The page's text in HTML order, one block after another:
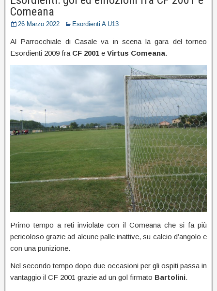
Comeana
26 Marzo 2022 Esordienti A U13
Al Parrocchiale di Casale va in scena la gara del torneo
Esordienti 2009 fra CF 2001 e Virtus Comeana.
Primo tempo a reti inviolate con il Comeana che si fa più
pericoloso grazie ad alcune palle inattive, su calcio d’angolo e
con una punizione.
Nel secondo tempo dopo due occasioni per gli ospiti passa in
vantaggio il CF 2001 grazie ad un gol firmato Bartolini.